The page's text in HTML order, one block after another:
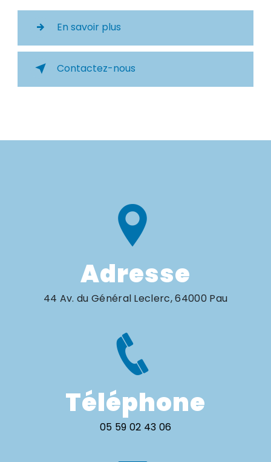
En savoir plus
Contactez-nous
Adresse
44 Av. du Général Leclerc, 64000 Pau
Téléphone
05 59 02 43 06